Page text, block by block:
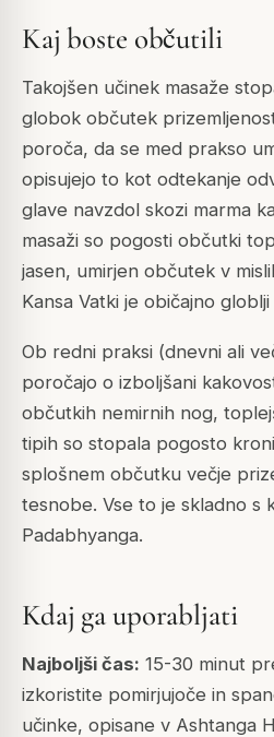
Kaj boste občutili
Takojšen učinek masaže
globok občutek
poroča, da se med prakso
opisujejo to kot odtekanje
glave navzdol skozi marma
masaži so pogosti občutki
jasen, umirjen občutek v
Kansa Vatki je običajno
Ob redni praksi (dnevni ali
poročajo o izboljšani
občutkih nemirnih nog,
tipih so stopala pogosto
splošnem občutku večje
tesnobe. Vse to je skladno s
Padabhyanga.
Kdaj ga uporabljati
Najboljši čas: 15-30 minut
izkoristite pomirjujoče in
učinke, opisane v Ashtanga